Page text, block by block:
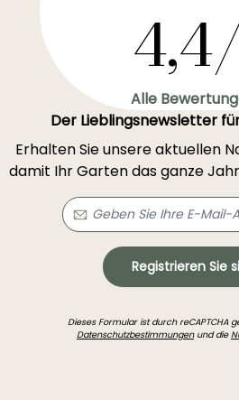
Alle
Der Lieblingsnewsletter
Erhalten Sie unsere aktuellen
damit Ihr Garten das ganze
Registrieren Sie
Dieses Formular ist durch reCAPTCHA
Datenschutzbestimmungenund die